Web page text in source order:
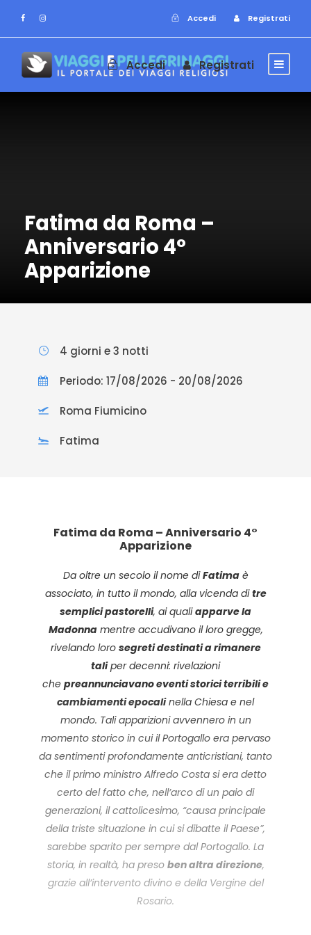
Accedi Registrati
Accedi Registrati
Fatima da Roma –
Anniversario 4°
Apparizione
4 giorni e 3 notti
Periodo: 17/08/2026 - 20/08/2026
Roma Fiumicino
Fatima
Fatima da Roma – Anniversario 4°
Apparizione
Da oltre un secolo il nome diFatimaè
associato, in tutto il mondo, alla vicenda ditre
semplici pastorelli, ai qualiapparve la
Madonnamentre accudivano il loro gregge,
rivelando loro segreti destinati a rimanere
taliper decenni: rivelazioni
che preannunciavano eventi storici terribili e
cambiamenti epocalinella Chiesa e nel
mondo. Tali apparizioni avvennero in un
momento storico in cui il Portogallo era pervaso
da sentimenti profondamente anticristiani, tanto
che il primo ministro Alfredo Costa si era detto
certo del fatto che, nell’arco di un paio di
generazioni, il cattolicesimo, “causa principale
della triste situazione in cui si dibatte il Paese”,
sarebbe sparito per sempre dal Portogallo. La
storia, in realtà, ha preso ben altra direzione,
grazie all’intervento divino e della Vergine del
Rosario.